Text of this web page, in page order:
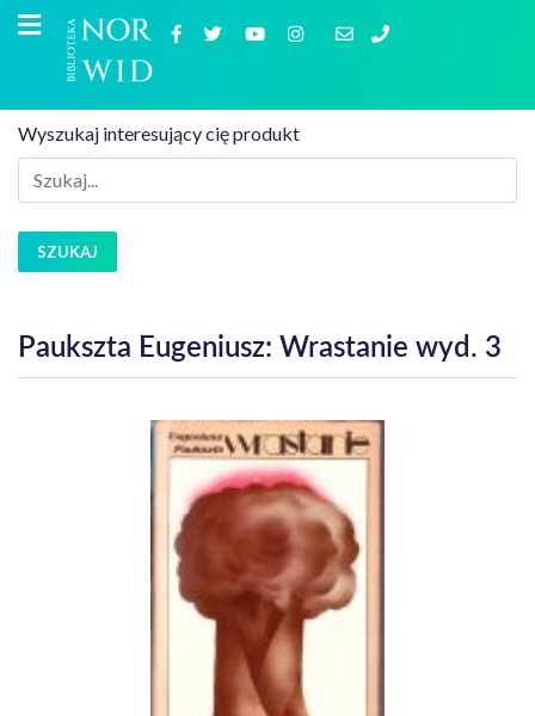
Wyszukaj interesujący cię produkt
SZUKAJ
Paukszta Eugeniusz: Wrastanie wyd. 3